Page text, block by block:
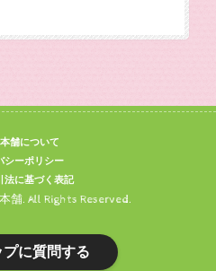
舗について
シーポリシー
法に基づく表記
舗. All Rights Reserved.
プに質問する